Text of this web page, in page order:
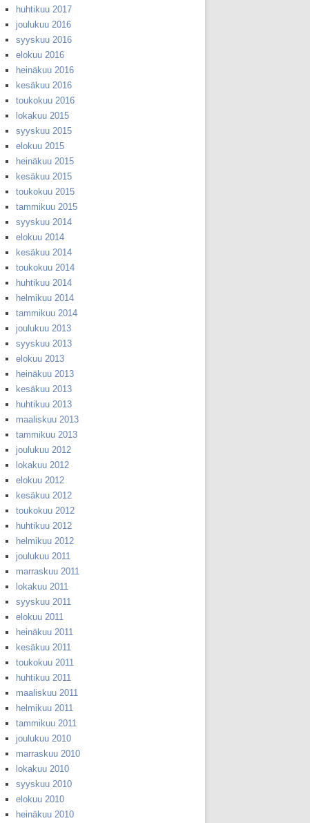
huhtikuu 2017
joulukuu 2016
syyskuu 2016
elokuu 2016
heinäkuu 2016
kesäkuu 2016
toukokuu 2016
lokakuu 2015
syyskuu 2015
elokuu 2015
heinäkuu 2015
kesäkuu 2015
toukokuu 2015
tammikuu 2015
syyskuu 2014
elokuu 2014
kesäkuu 2014
toukokuu 2014
huhtikuu 2014
helmikuu 2014
tammikuu 2014
joulukuu 2013
syyskuu 2013
elokuu 2013
heinäkuu 2013
kesäkuu 2013
huhtikuu 2013
maaliskuu 2013
tammikuu 2013
joulukuu 2012
lokakuu 2012
elokuu 2012
kesäkuu 2012
toukokuu 2012
huhtikuu 2012
helmikuu 2012
joulukuu 2011
marraskuu 2011
lokakuu 2011
syyskuu 2011
elokuu 2011
heinäkuu 2011
kesäkuu 2011
toukokuu 2011
huhtikuu 2011
maaliskuu 2011
helmikuu 2011
tammikuu 2011
joulukuu 2010
marraskuu 2010
lokakuu 2010
syyskuu 2010
elokuu 2010
heinäkuu 2010